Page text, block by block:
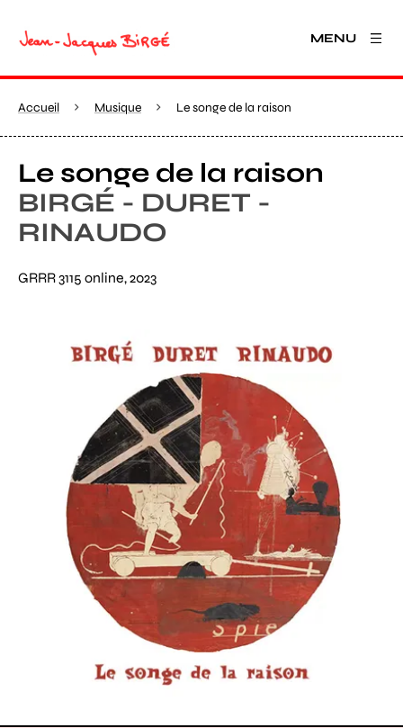
MENU
Accueil Musique Le songe de la raison
Le songe de la raison
BIRGÉ - DURET -
RINAUDO
GRRR 3115 online, 2023